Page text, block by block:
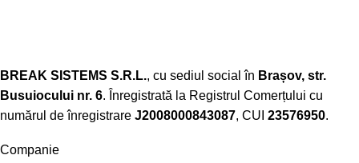
BREAK SISTEMS S.R.L., cu sediul social în Brașov, str.
Busuiocului nr. 6. Înregistrată la Registrul Comerțului cu
numărul de înregistrare J2008000843087, CUI 23576950.​
Companie